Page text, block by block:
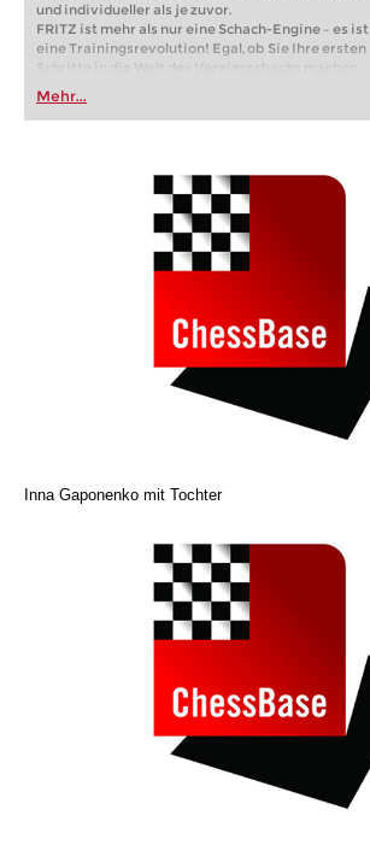
und individueller als je zuvor.
FRITZ ist mehr als nur eine Schach-Engine – es ist
eine Trainingsrevolution! Egal, ob Sie Ihre ersten
Schritte in die Welt des Vereinsschachs machen
oder bereits auf Turnierniveau spielen: Mit
FRITZ trainieren Sie effizienter, intelligenter und
individueller als je zuvor.
Mehr...
Inna Gaponenko mit Tochter